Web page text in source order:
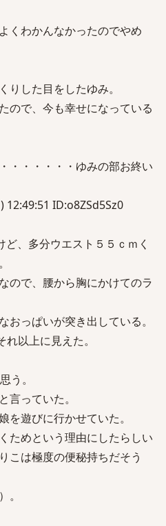
くわかんなかったのでやめ
りした目をしたゆみ。
ので、今も幸せになっている
・・・・・・ゆみの部お終い
12:49:51 ID:o8ZSd5Sz0
、多分ウエスト５５ｃｍく
ので、腰から胸にかけてのラ
おっぱいが突き出している。
以上に見えた。
う。
言っていた。
を遊びに行かせていた。
ためという理由にしたらしい
こは極度の便秘持ちだそう
。